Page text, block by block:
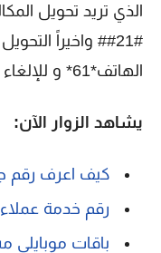
الذي تريد تحويل
#21## واخيراً
الهاتف*61* و للإلغاء #61##.
يشاهد الزوار الآن:
كيف اعرف رقم
رقم خدمة
باقات موبايلي